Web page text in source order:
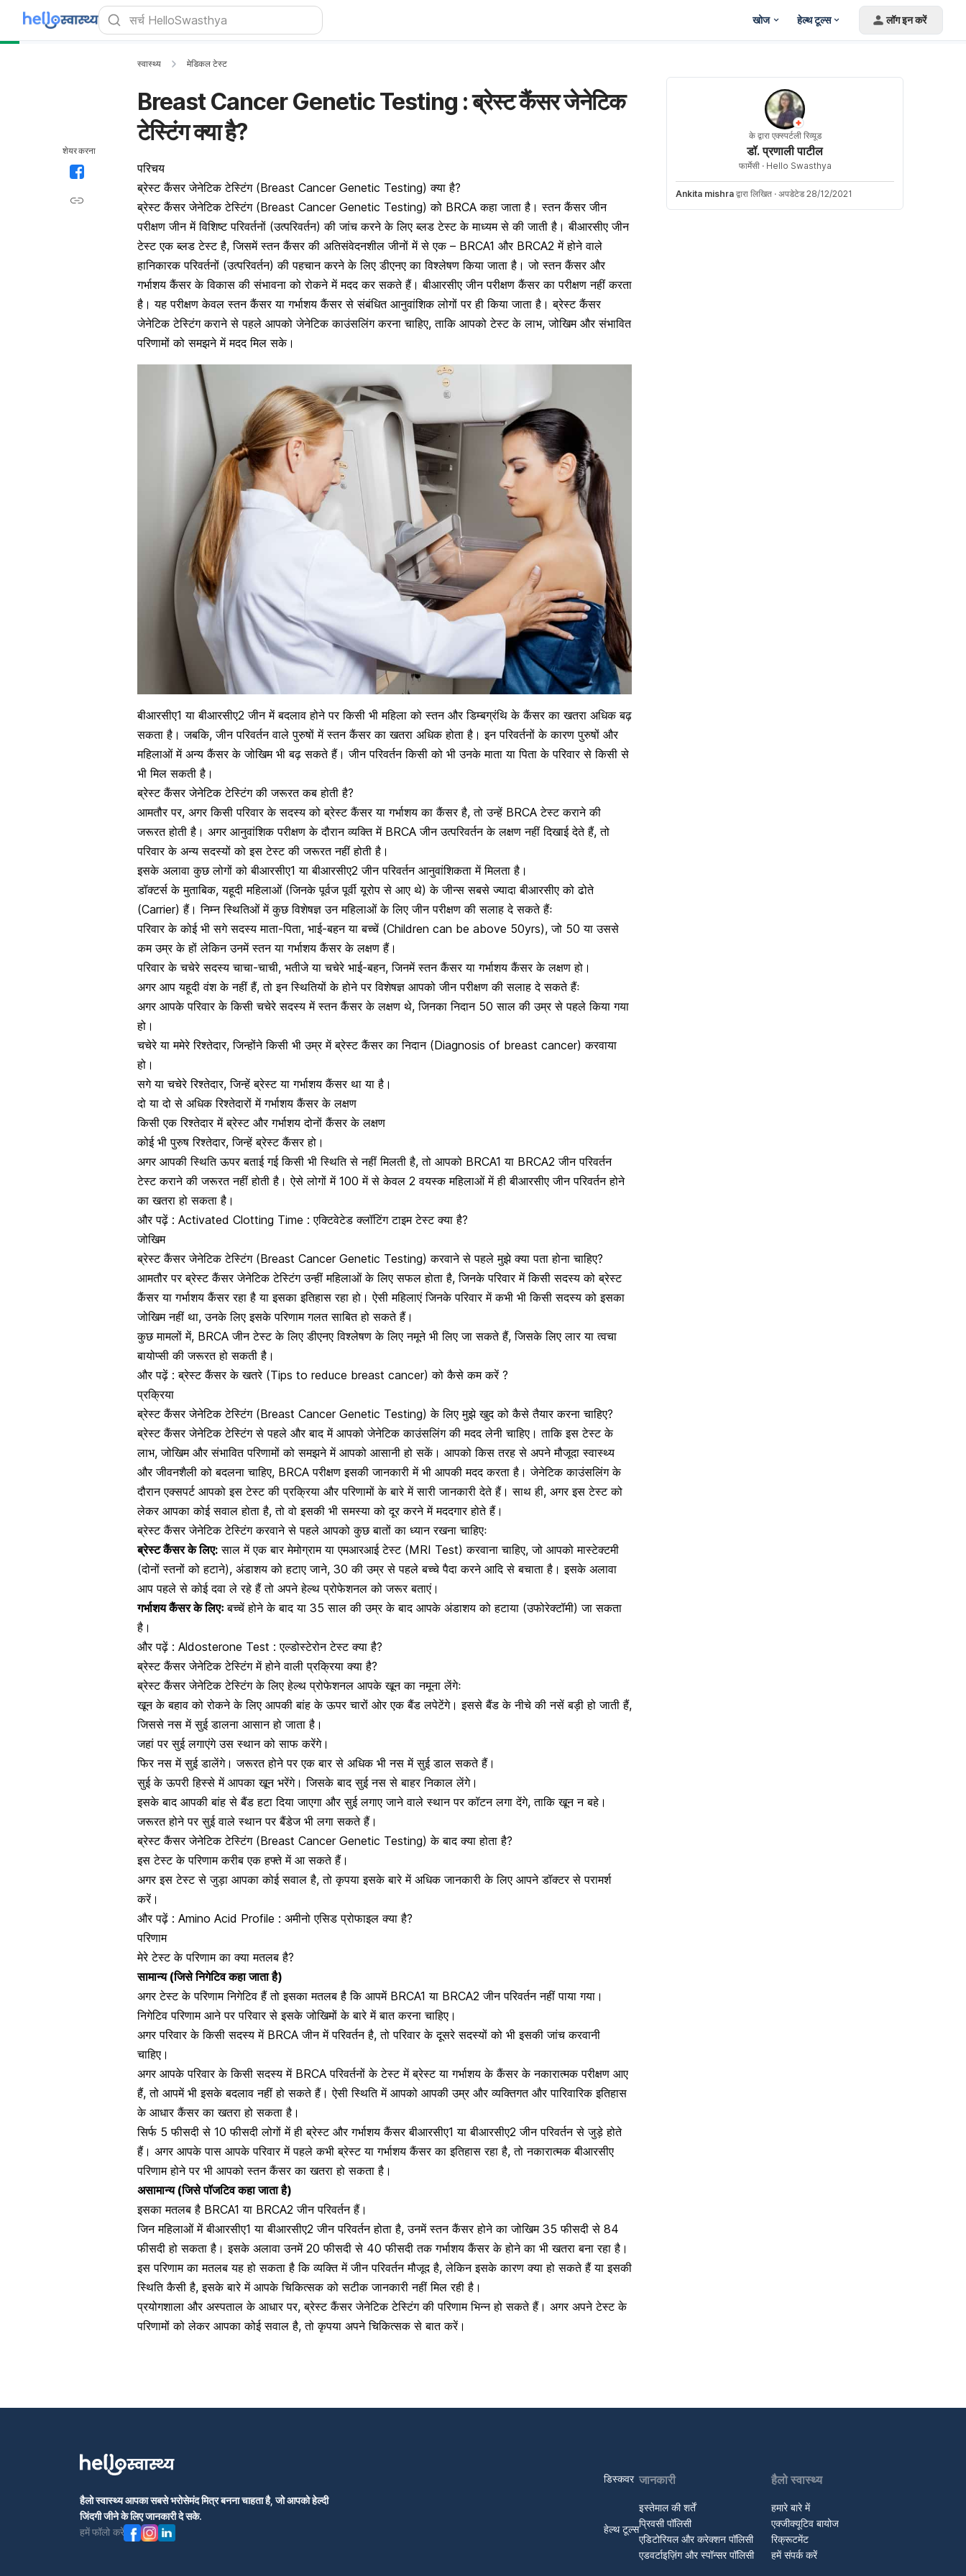
खोज हेल्थ टूल्स लॉग इन करें
शेयर करना
स्वास्थ्य मेडिकल टेस्ट
Breast Cancer Genetic Testing : ब्रेस्ट कैंसर जेनेटिक
टेस्टिंग क्या है?
परिचय
ब्रेस्ट कैंसर जेनेटिक टेस्टिंग (Breast Cancer Genetic Testing) क्या है?
ब्रेस्ट कैंसर जेनेटिक टेस्टिंग (Breast Cancer Genetic Testing) को BRCA कहा जाता है। स्तन कैंसर जीन
परीक्षण जीन में विशिष्ट परिवर्तनों (उत्परिवर्तन) की जांच करने के लिए ब्लड टेस्ट के माध्यम से की जाती है। बीआरसीए जीन
टेस्ट एक ब्लड टेस्ट है, जिसमें स्तन कैंसर की अतिसंवेदनशील जीनों में से एक – BRCA1 और BRCA2 में होने वाले
हानिकारक परिवर्तनों (उत्परिवर्तन) की पहचान करने के लिए डीएनए का विश्लेषण किया जाता है। जो स्तन कैंसर और
गर्भाशय कैंसर के विकास की संभावना को रोकने में मदद कर सकते हैं। बीआरसीए जीन परीक्षण कैंसर का परीक्षण नहीं करता
है। यह परीक्षण केवल स्तन कैंसर या गर्भाशय कैंसर से संबंधित आनुवांशिक लोगों पर ही किया जाता है। ब्रेस्ट कैंसर
जेनेटिक टेस्टिंग कराने से पहले आपको जेनेटिक काउंसलिंग करना चाहिए, ताकि आपको टेस्ट के लाभ, जोखिम और संभावित
परिणामों को समझने में मदद मिल सके।
बीआरसीए1 या बीआरसीए2 जीन में बदलाव होने पर किसी भी महिला को स्तन और डिम्बग्रंथि के कैंसर का खतरा अधिक बढ़
सकता है। जबकि, जीन परिवर्तन वाले पुरुषों में स्तन कैंसर का खतरा अधिक होता है। इन परिवर्तनों के कारण पुरुषों और
महिलाओं में अन्य कैंसर के जोखिम भी बढ़ सकते हैं। जीन परिवर्तन किसी को भी उनके माता या पिता के परिवार से किसी से
भी मिल सकती है।
ब्रेस्ट कैंसर जेनेटिक टेस्टिंग की जरूरत कब होती है?
आमतौर पर, अगर किसी परिवार के सदस्य को ब्रेस्ट कैंसर या गर्भाशय का कैंसर है, तो उन्हें BRCA टेस्ट कराने की
जरूरत होती है। अगर आनुवांशिक परीक्षण के दौरान व्यक्ति में BRCA जीन उत्परिवर्तन के लक्षण नहीं दिखाई देते हैं, तो
परिवार के अन्य सदस्यों को इस टेस्ट की जरूरत नहीं होती है।
इसके अलावा कुछ लोगों को बीआरसीए1 या बीआरसीए2 जीन परिवर्तन आनुवांशिकता में मिलता है।
डॉक्टर्स के मुताबिक, यहूदी महिलाओं (जिनके पूर्वज पूर्वी यूरोप से आए थे) के जीन्स सबसे ज्यादा बीआरसीए को ढोते
(Carrier) हैं। निम्न स्थितिओं में कुछ विशेषज्ञ उन महिलाओं के लिए जीन परीक्षण की सलाह दे सकते हैंः
परिवार के कोई भी सगे सदस्य माता-पिता, भाई-बहन याबच्चें (Children can be above 50yrs), जो 50 या उससे
कम उम्र के हों लेकिन उनमें स्तन या गर्भाशय कैंसर के लक्षण हैं।
परिवार के चचेरे सदस्य चाचा-चाची, भतीजे या चचेरे भाई-बहन, जिनमें स्तन कैंसर या गर्भाशय कैंसर के लक्षण हो।
अगर आप यहूदी वंश के नहीं हैं, तो इन स्थितियोंकेहोने पर विशेषज्ञ आपकोजीन परीक्षण की सलाह दे सकते हैंः
अगर आपके परिवार के किसी चचेरे सदस्य मेंस्तन कैंसर के लक्षण थे, जिनका निदान 50 साल की उम्र से पहले किया गया
हो।
चचेरे या ममेरे रिश्तेदार, जिन्होंने किसी भी उम्र मेंब्रेस्ट कैंसर का निदान(Diagnosis of breast cancer) करवाया
हो।
सगे या चचेरे रिश्तेदार, जिन्हें ब्रेस्ट या गर्भाशय कैंसर था या है।
दो या दो से अधिक रिश्तेदारों में गर्भाशय कैंसर के लक्षण
किसी एक रिश्तेदार में ब्रेस्ट और गर्भाशय दोनों कैंसर के लक्षण
कोई भी पुरुष रिश्तेदार, जिन्हें ब्रेस्ट कैंसर हो।
अगर आपकी स्थिति ऊपर बताई गई किसी भी स्थिति से नहीं मिलती है, तो आपको BRCA1 या BRCA2 जीन परिवर्तन
टेस्ट कराने की जरूरत नहीं होती है। ऐसे लोगों में 100 में से केवल 2 वयस्क महिलाओं में ही बीआरसीए जीन परिवर्तन होने
का खतरा हो सकता है।
और पढ़ें : Activated Clotting Time : एक्टिवेटेड क्लॉटिंग टाइम टेस्ट क्या है?
जोखिम
ब्रेस्ट कैंसर जेनेटिक टेस्टिंग (Breast Cancer Genetic Testing) करवाने से पहले मुझे क्या पता होना चाहिए?
आमतौर पर ब्रेस्ट कैंसर जेनेटिक टेस्टिंग उन्हीं महिलाओं के लिए सफल होता है, जिनके परिवार में किसी सदस्य को ब्रेस्ट
कैंसर या गर्भाशय कैंसर रहा है या इसका इतिहास रहा हो। ऐसी महिलाएं जिनके परिवार में कभी भी किसी सदस्य को इसका
जोखिम नहीं था, उनके लिए इसके परिणाम गलत साबित हो सकते हैं।
कुछ मामलों में, BRCA जीन टेस्टके लिएडीएनए विश्लेषण के लिए नमूने भी लिए जा सकते हैं, जिसके लिए लार यात्वचा
बायोप्सी की जरूरत हो सकती है।
और पढ़ें :ब्रेस्ट कैंसर के खतरे (Tips to reduce breast cancer) को कैसे कम करें ?
प्रक्रिया
ब्रेस्ट कैंसर जेनेटिक टेस्टिंग (Breast Cancer Genetic Testing) के लिए मुझे खुद को कैसे तैयार करना चाहिए?
ब्रेस्ट कैंसर जेनेटिक टेस्टिंग से पहले और बाद में आपको जेनेटिक काउंसलिंग की मदद लेनी चाहिए। ताकि इस टेस्ट के
लाभ, जोखिम और संभावित परिणामों को समझने में आपको आसानी हो सकें। आपको किस तरह से अपने मौजूदा स्वास्थ्य
और जीवनशैली को बदलना चाहिए, BRCA परीक्षण इसकी जानकारी में भी आपकी मदद करता है।जेनेटिक काउंसलिंगके
दौरान एक्सपर्ट आपको इस टेस्ट की प्रक्रिया और परिणामों के बारे में सारी जानकारी देते हैं। साथ ही, अगर इस टेस्ट को
लेकर आपका कोई सवाल होता है, तो वो इसकी भी समस्या को दूर करने में मददगार होते हैं।
ब्रेस्ट कैंसर जेनेटिक टेस्टिंग करवाने से पहले आपको कुछ बातों का ध्यान रखना चाहिएः
ब्रेस्ट कैंसर के लिए: साल में एक बार मेमोग्राम याएमआरआई टेस्ट(MRI Test) करवाना चाहिए, जो आपको मास्टेक्टमी
(दोनों स्तनों को हटाने), अंडाशय को हटाए जाने, 30 की उम्र से पहले बच्चे पैदा करने आदि से बचाता है। इसके अलावा
आप पहले से कोई दवा ले रहे हैं तो अपने हेल्थ प्रोफेशनल को जरूर बताएं।
गर्भाशय कैंसर के लिएःबच्चें होने के बाद या 35 साल की उम्र के बाद आपके अंडाशय को हटाया (उफोरेक्टॉमी) जा सकता
है।
और पढ़ें : Aldosterone Test : एल्डोस्टेरोन टेस्ट क्या है?
ब्रेस्ट कैंसर जेनेटिक टेस्टिंग में होने वाली प्रक्रिया क्या है?
ब्रेस्ट कैंसर जेनेटिक टेस्टिंग के लिए हेल्थ प्रोफेशनल आपके खून का नमूना लेंगेः
खून के बहाव को रोकने के लिए आपकी बांह के ऊपर चारों ओर एक बैंड लपेटेंगे। इससे बैंड के नीचे की नसें बड़ी हो जाती हैं,
जिससे नस में सुई डालना आसान हो जाता है।
जहां पर सुई लगाएंगे उस स्थान को साफ करेंगे।
फिर नस में सुई डालेंगे। जरूरत होने पर एक बार से अधिक भी नस में सुई डाल सकते हैं।
सुई के ऊपरी हिस्से में आपका खून भरेंगे। जिसके बाद सुई नस से बाहर निकाल लेंगे।
इसके बाद आपकी बांह से बैंड हटा दिया जाएगा और सुई लगाए जाने वाले स्थान पर कॉटन लगा देंगे, ताकि खून न बहे।
जरूरत होने पर सुई वाले स्थान पर बैंडेज भी लगा सकते हैं।
ब्रेस्ट कैंसर जेनेटिक टेस्टिंग (Breast Cancer Genetic Testing) के बाद क्या होता है?
इस टेस्ट के परिणाम करीब एक हफ्ते में आ सकते हैं।
अगर इस टेस्ट से जुड़ा आपका कोई सवाल है, तो कृपया इसके बारे में अधिक जानकारी के लिए आपने डॉक्टर से परामर्श
करें।
और पढ़ें : Amino Acid Profile : अमीनो एसिड प्रोफाइल क्या है?
परिणाम
मेरे टेस्ट के परिणाम का क्या मतलब है?
सामान्य (जिसे निगेटिव कहा जाता है)
अगर टेस्ट के परिणाम निगेटिव हैं तो इसका मतलब है कि आपमें BRCA1 या BRCA2 जीन परिवर्तननहीं पाया गया।
निगेटिव परिणाम आने पर परिवार से इसके जोखिमों के बारे में बात करना चाहिए।
अगर परिवार के किसी सदस्य में BRCA जीन में परिवर्तन है, तो परिवार के दूसरे सदस्यों को भी इसकी जांच करवानी
चाहिए।
अगर आपके परिवार के किसी सदस्य में BRCA परिवर्तनों के टेस्ट मेंब्रेस्टयागर्भाशय के कैंसर के नकारात्मक परीक्षण आए
हैं, तो आपमें भी इसके बदलाव नहीं हो सकते हैं। ऐसी स्थिति में आपको आपकी उम्र और व्यक्तिगत और पारिवारिक इतिहास
के आधार कैंसर का खतरा हो सकता है।
सिर्फ 5 फीसदी से 10 फीसदी लोगों में ही ब्रेस्ट और गर्भाशय कैंसर बीआरसीए1 या बीआरसीए2 जीन परिवर्तन से जुड़े होते
हैं। अगर आपके पास आपके परिवार में पहले कभी ब्रेस्ट या गर्भाशय कैंसर का इतिहास रहा है, तो नकारात्मक बीआरसीए
परिणाम होने पर भी आपको स्तन कैंसर का खतरा हो सकता है।
असामान्य (जिसे पॉजटिव कहा जाता है)
इसका मतलब है BRCA1 या BRCA2 जीन परिवर्तन हैं।
जिन महिलाओं में बीआरसीए1 या बीआरसीए2 जीन परिवर्तन होता है, उनमें स्तन कैंसर होने का जोखिम 35 फीसदी से 84
फीसदी हो सकता है। इसके अलावा उनमें 20 फीसदी से 40 फीसदी तक गर्भाशय कैंसर के होने का भी खतरा बना रहा है।
इस परिणाम का मतलब यह हो सकता है कि व्यक्ति में जीन परिवर्तन मौजूद है, लेकिन इसके कारण क्या हो सकते हैं या इसकी
स्थिति कैसी है, इसके बारे में आपके चिकित्सक को सटीक जानकारी नहीं मिल रही है।
प्रयोगशाला और अस्पताल के आधार पर, ब्रेस्ट कैंसर जेनेटिक टेस्टिंग की परिणाम भिन्न हो सकते हैं। अगर अपने टेस्ट के
परिणामों को लेकर आपका कोई सवाल है, तो कृपया अपने चिकित्सक से बात करें।
के द्वारा एक्स्पर्टली रिव्यूड
डॉ. प्रणाली पाटील
फार्मेसी · Hello Swasthya
Ankita mishra द्वारा लिखित · अपडेटेड 28/12/2021
हैलो स्वास्थ्य आपका सबसे भरोसेमंद मित्र बनना चाहता है, जो आपको हेल्दी
जिंदगी जीने के लिए जानकारी दे सके.
हमें फॉलो करें
डिस्कवर
हेल्थ टूल्स
जानकारी
इस्तेमाल की शर्तें
प्रिवसी पॉलिसी
एडिटोरियल और करेक्शन पॉलिसी
एडवर्टाइज़िंग और स्पॉन्सर पॉलिसी
हैलो स्वास्थ्य
हमारे बारे में
एक्जीक्यूटिव बायोज
रिक्रूटमेंट
हमें संपर्क करें